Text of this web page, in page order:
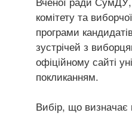
комітету та
програми
зустрічей з
офіційному сайті
покликанням.
Вибір, що визначає